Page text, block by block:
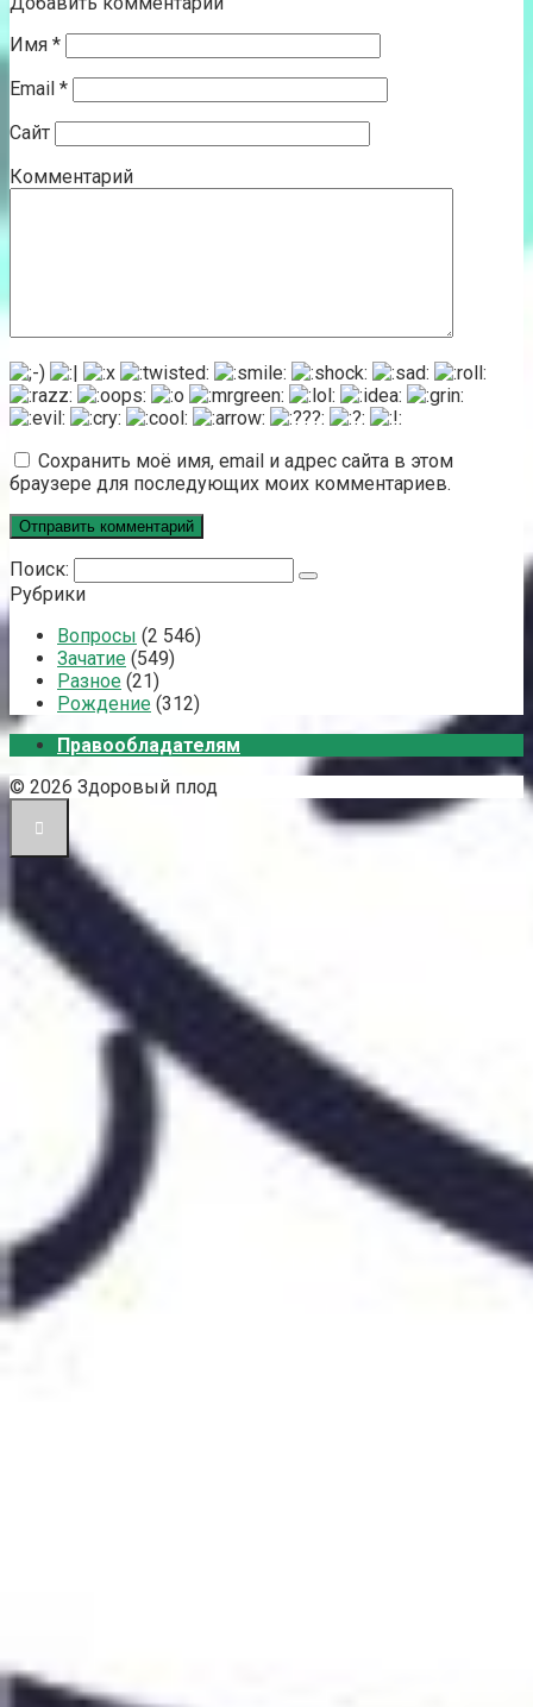
Имя *
Email *
Сайт
Комментарий
Сохранить моё имя, email и адрес сайта в этом
браузере для последующих моих комментариев.
Поиск:
Рубрики
Вопросы (2 546)
Зачатие (549)
Разное (21)
Рождение (312)
Правообладателям
© 2026 Здоровый плод